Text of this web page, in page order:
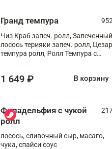
Гранд темпура
Чиз Краб запеч. ролл, Запеченный
лосось терияки запеч. ролл,
темпура ролл, Ролл Темпура с
1 649 ₽ В корзину
Филадельфия с чукой
ролл
лосось, сливочный сыр, масаго,
чука, спайси соус